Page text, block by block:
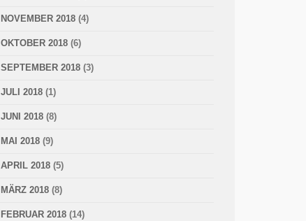
NOVEMBER 2018 (4)
OKTOBER 2018 (6)
SEPTEMBER 2018 (3)
JULI 2018 (1)
JUNI 2018 (8)
MAI 2018 (9)
APRIL 2018 (5)
MÄRZ 2018 (8)
FEBRUAR 2018 (14)